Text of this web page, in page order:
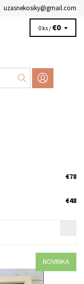
uzasnekosiky@gmail.com
0 ks /€0
€78
€48
NOVINKA
rozmerom 13 na 13